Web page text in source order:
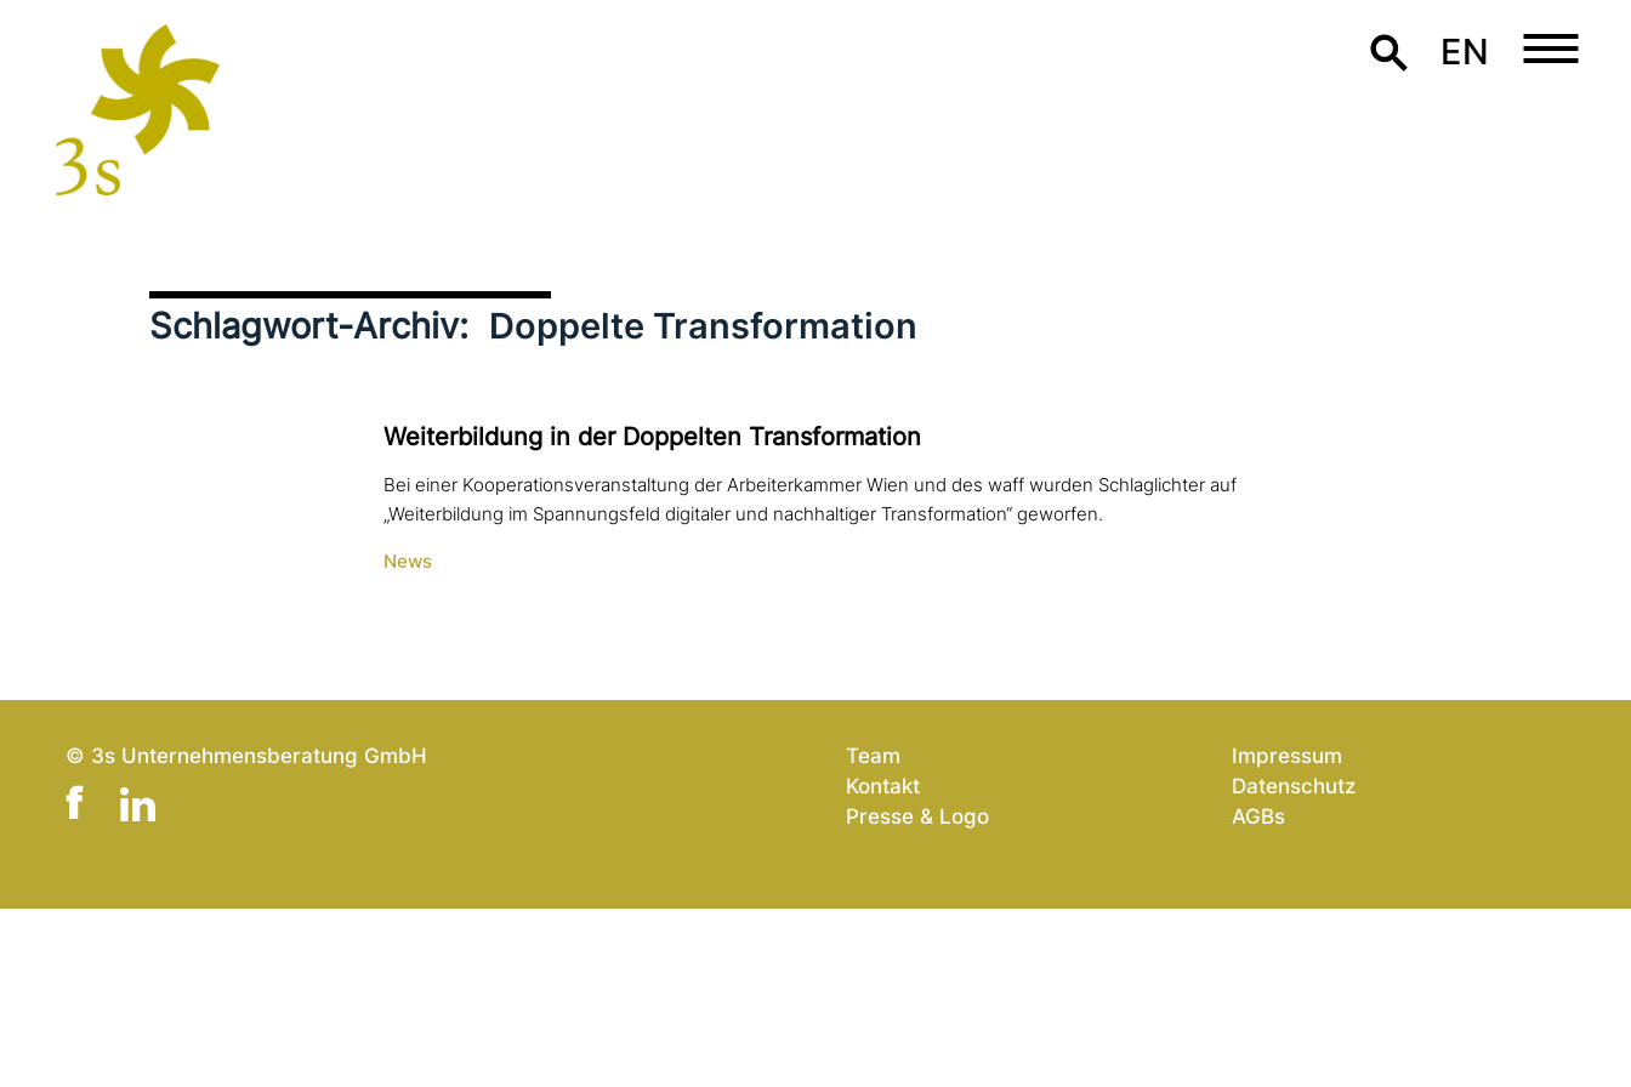
EN
Schlagwort-Archiv: Doppelte Transformation
Weiterbildung in der Doppelten Transformation
Bei einer Kooperationsveranstaltung der Arbeiterkammer Wien und des waff wurden Schlaglichter auf
„Weiterbildung im Spannungsfeld digitaler und nachhaltiger Transformation“ geworfen.
News
© 3s Unternehmensberatung GmbH
Team
Kontakt
Presse & Logo
Impressum
Datenschutz
AGBs